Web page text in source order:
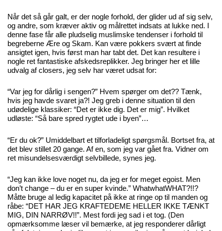
Når det så går galt, er der nogle forhold, der glider ud af sig selv,
og andre, som kræver aktiv og målrettet indsats at lukke ned. I
denne fase får alle pludselig muslimske tendenser i forhold til
begreberne Ære og Skam. Kan være pokkers svært at finde
ansigtet igen, hvis først man har tabt det. Det kan resultere i
nogle ret fantastiske afskedsreplikker. Jeg bringer her et lille
udvalg af closers, jeg selv har været udsat for:
“Var jeg for dårlig i sengen?” Hvem spørger om det?? Tænk,
hvis jeg havde svaret ja?! Jeg greb i denne situation til den
udødelige klassiker: “Det er ikke dig. Det er mig”. Hvilket
udløste: “Så bare spred rygtet ude i byen”…
“Er du ok?” Umiddelbart et tilforladeligt spørgsmål. Bortset fra, at
det blev stillet 20 gange. Af en, som jeg var gået fra. Vidner om
ret misundelsesværdigt selvbillede, synes jeg.
“Jeg kan ikke love noget nu, da jeg er for meget egoist. Men
don’t change – du er en super kvinde.” WhatwhatWHAT?!!?
Måtte bruge al ledig kapacitet på ikke at ringe op til manden og
råbe: “DET HAR JEG KRAFTEDEME HELLER IKKE TÆNKT
MIG, DIN NARRØV!!”. Mest fordi jeg sad i et tog. (Den
opmærksomme læser vil bemærke, at jeg responderer dårligt